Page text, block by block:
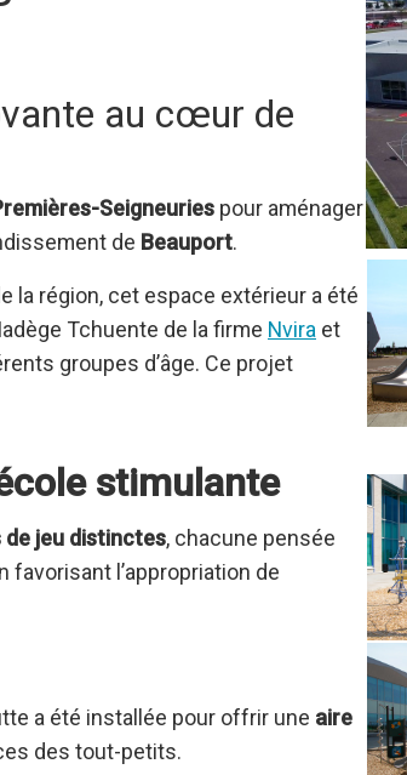
au cœur de
Seigneuries pour aménager
de Beauport.
la région, cet espace extérieur a été
Tchuente de la firme Nvira et
groupes d’âge. Ce projet
stimulante
de jeu distinctes, chacune pensée
l’appropriation de
a été installée pour offrir une aire
des tout-petits.